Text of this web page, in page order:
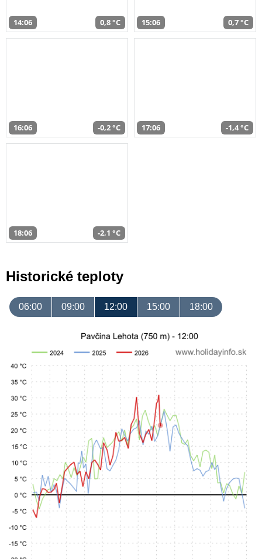
14:06 0,8 °C 15:06 0,7 °C
16:06 -0,2 °C 17:06 -1,4 °C
18:06 -2,1 °C
Historické teploty
06:00 09:00 12:00 15:00 18:00